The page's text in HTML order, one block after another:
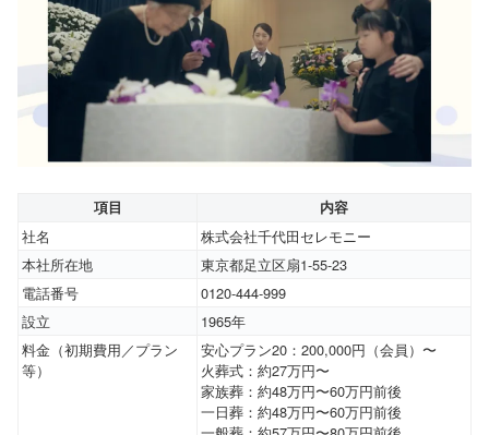
項目 内容
社名
株式会社千代田セレモニー
本社所在地
東京都足立区扇1-55-23
電話番号
0120-444-999
設立
1965年
料金（初期費用／プラン
等）
安心プラン20：200,000円（会員）〜
火葬式：約27万円〜
家族葬：約48万円〜60万円前後
一日葬：約48万円〜60万円前後